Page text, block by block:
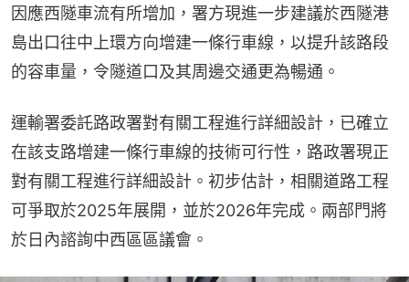
因應西隧車流有所增加，署方現進一步建議於西隧港
島出口往中上環方向增建一條行車線，以提升該路段
的容車量，令隧道口及其周邊交通更為暢通。
運輸署委託路政署對有關工程進行詳細設計，已確立
在該支路增建一條行車線的技術可行性，路政署現正
對有關工程進行詳細設計。初步估計，相關道路工程
可爭取於2025年展開，並於2026年完成。兩部門將
於日內諮詢中西區區議會。